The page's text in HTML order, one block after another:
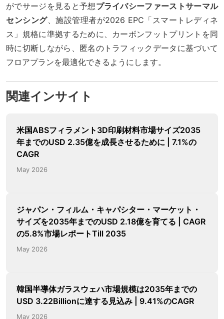
がでサージを見ると予想プライバシーファーストサーマル
センシング、施設管理者が2026 EPC「スマートレディネ
ス」規格に準拠するために、カーボンフットプリントを同
時に切断しながら、匿名のトラフィックデータに基づいて
フロアプランを最適化できるようにします。
関連インサイト
米国ABSフィラメント3D印刷材料市場サイズ2035
年までのUSD 2.35億を成長させるために | 7.1%の
CAGR
May 2026
ジャパン・フィルム・キャパシター・マーケット・
サイズを2035年までのUSD 2.18億を育てる | CAGR
の5.8%市場レポートTill 2035
May 2026
韓国半導体ガラスウェハ市場規模は2035年までの
USD 3.22Billionに達する見込み | 9.41%のCAGR
May 2026